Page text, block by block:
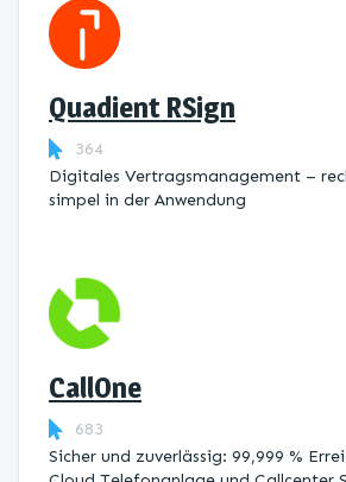
Quadient RSign
364
Digitales Vertragsmanagement –
simpel in der Anwendung
CallOne
683
Sicher und zuverlässig: 99,999 %